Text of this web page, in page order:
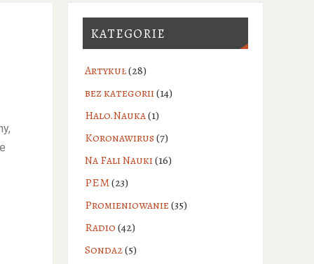
KATEGORIE
Artykuł(28)
bez kategorii(14)
Halo.Nauka(1)
Koronawirus(7)
Na Fali Nauki(16)
PEM(23)
Promieniowanie(35)
Radio(42)
Sonda2(5)